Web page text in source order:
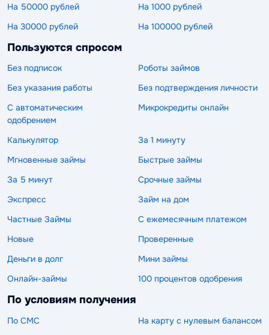
На 50000 рублей
На 1000 рублей
На 30000 рублей
На 100000 рублей
Пользуются спросом
Без подписок
Роботы займов
Без указания работы
Без подтверждения личности
С автоматическим
одобрением
Микрокредиты онлайн
Калькулятор
За 1 минуту
Мгновенные займы
Быстрые займы
За 5 минут
Срочные займы
Экспресс
Займ на дом
Частные Займы
С ежемесячным платежом
Новые
Проверенные
Деньги в долг
Мини займы
Онлайн-займы
100 процентов одобрения
По условиям получения
По СМС
На карту с нулевым балансом